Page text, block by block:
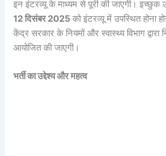
इन इंटरव्यू के माध्यम से पूरी की जाएगी। इच्छुक
12 दिसंबर 2025 को इंटरव्यू में उपस्थित होना
केंद्र सरकार के नियमों और स्वास्थ्य विभाग द्वारा
आयोजित की जाएगी।
भर्ती का उद्देश्य और महत्व